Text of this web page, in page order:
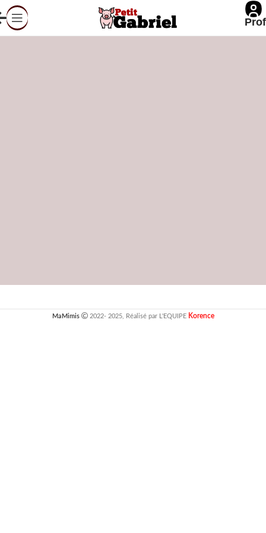
[trouver_resto]
MaMimis 2022- 2025, Réalisé par L'EQUIPE Korence